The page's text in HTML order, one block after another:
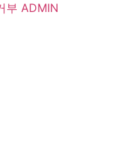
부 ADMIN